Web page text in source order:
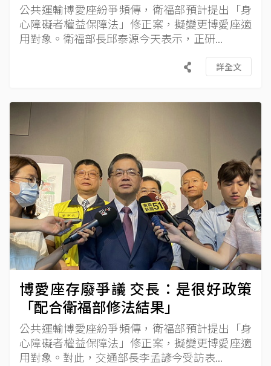
公共運輸博愛座紛爭頻傳，衛福部預計提出「身
心障礙者權益保障法」修正案，擬變更博愛座適
用對象。衛福部長邱泰源今天表示，正研...
詳全文
博愛座存廢爭議 交長：是很好政策
「配合衛福部修法結果」
公共運輸博愛座紛爭頻傳，衛福部預計提出「身
心障礙者權益保障法」修正案，擬變更博愛座適
用對象。對此，交通部長李孟諺今受訪表...